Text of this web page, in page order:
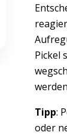
Pickel
Tipp:
oder